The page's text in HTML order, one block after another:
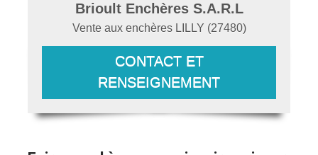
Brioult Enchères S.A.R.L
Vente aux enchères LILLY (27480)
CONTACT ET
RENSEIGNEMENT